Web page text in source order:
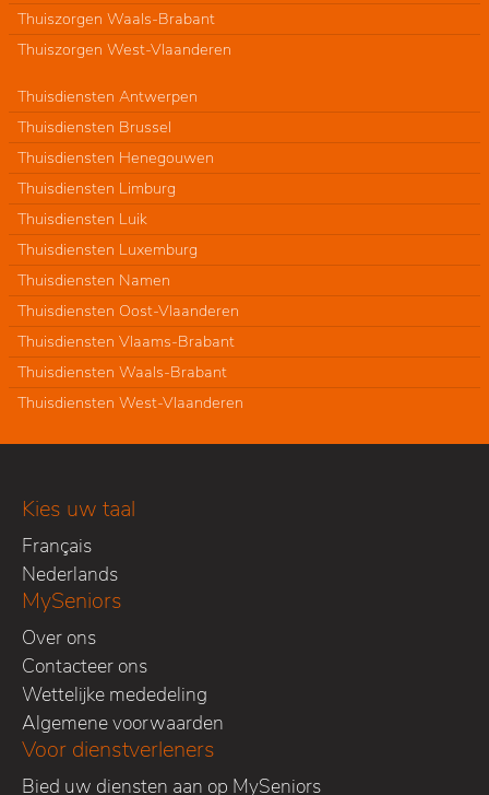
Thuiszorgen Waals-Brabant
Thuiszorgen West-Vlaanderen
Thuisdiensten Antwerpen
Thuisdiensten Brussel
Thuisdiensten Henegouwen
Thuisdiensten Limburg
Thuisdiensten Luik
Thuisdiensten Luxemburg
Thuisdiensten Namen
Thuisdiensten Oost-Vlaanderen
Thuisdiensten Vlaams-Brabant
Thuisdiensten Waals-Brabant
Thuisdiensten West-Vlaanderen
Kies uw taal
Français
Nederlands
MySeniors
Over ons
Contacteer ons
Wettelijke mededeling
Algemene voorwaarden
Voor dienstverleners
Bied uw diensten aan op MySeniors